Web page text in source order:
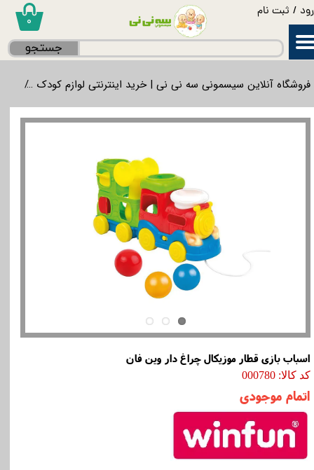
/ ثبت نام
حساب کاربری من
۰
جستجو
فروشگاه آنلاین سیسمونی سه نی نی | خرید اینترنتی لوازم کودک
اسباب بازی قطار موزیکال چراغ دار وین فان
کد کالا: 000780
اتمام موجودی